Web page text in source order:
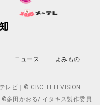
ニュース よみもの
レビ｜© CBC TELEVISION
多田かおる/ イタキス製作委員